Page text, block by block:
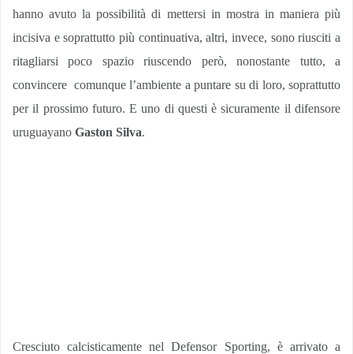
hanno avuto la possibilità di mettersi in mostra in maniera più
incisiva e soprattutto più continuativa, altri, invece, sono riusciti a
ritagliarsi poco spazio riuscendo però, nonostante tutto, a
convincere comunque l’ambiente a puntare su di loro, soprattutto
per il prossimo futuro. E uno di questi è sicuramente il difensore
uruguayano Gaston Silva.
Cresciuto calcisticamente nel Defensor Sporting, è arrivato a